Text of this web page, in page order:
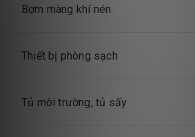
Bơm màng khí nén
Thiết bị phòng sạch
Tủ môi trường, tủ sấy